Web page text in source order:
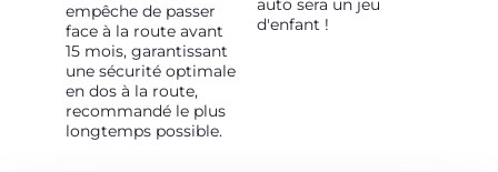
empêche de passer
face à la route avant
15 mois, garantissant
une sécurité optimale
en dos à la route,
recommandé le plus
longtemps possible.
auto sera un jeu
d'enfant !